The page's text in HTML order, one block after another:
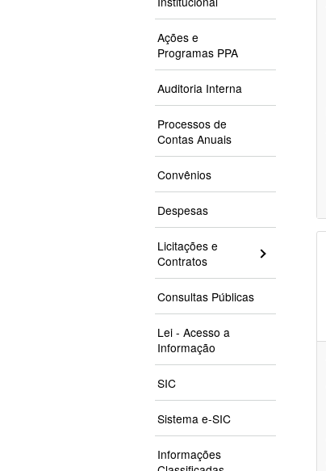
Ações e
Programas PPA
Auditoria Interna
Processos de
Contas Anuais
Convênios
Despesas
Licitações e
Contratos
Consultas Públicas
Lei - Acesso a
Informação
SIC
Sistema e-SIC
Informações